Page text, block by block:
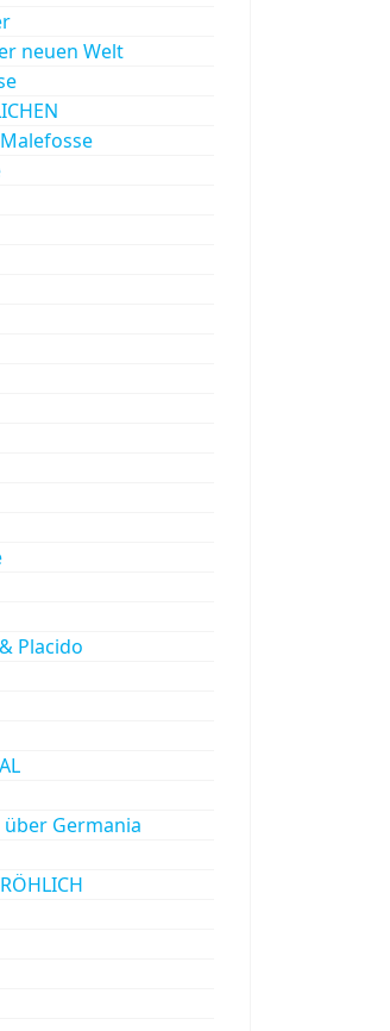
neuen Welt
Placido
Germania